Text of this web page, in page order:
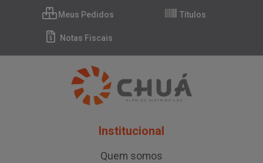
Meus Pedidos Títulos
Notas Fiscais
Institucional
Quem somos